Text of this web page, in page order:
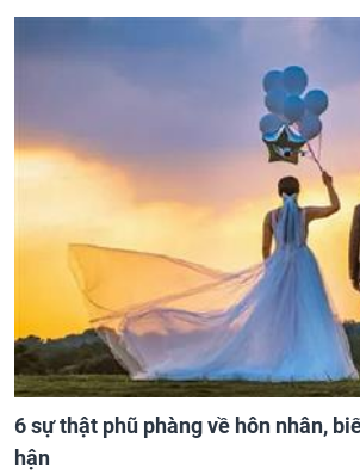
6 sự thật phũ phàng về hôn nhân,
hận